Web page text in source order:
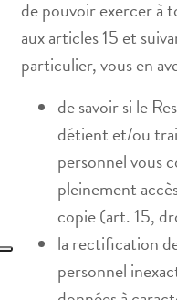
de pouvoir exercer à
aux articles 15 et
particulier, vous en
de savoir si le
détient et/ou
personnel vous
pleinement
copie (art. 15,
la rectification
personnel